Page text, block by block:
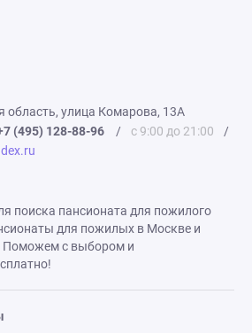
улица Комарова, 13А
(495) 128-88-96 / с 9:00 до 21:00
/
поиска пансионата для пожилого
для пожилых в Москве и
Поможем с выбором и